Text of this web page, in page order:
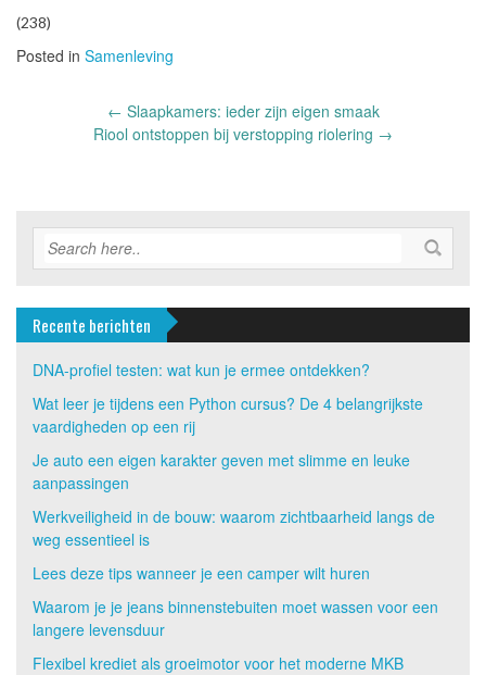
(238)
Posted in Samenleving
navigation
← Slaapkamers: ieder zijn eigen smaak
Riool ontstoppen bij verstopping riolering →
Recente berichten
DNA-profiel testen: wat kun je ermee ontdekken?
Wat leer je tijdens een Python cursus? De 4 belangrijkste
vaardigheden op een rij
Je auto een eigen karakter geven met slimme en leuke
aanpassingen
Werkveiligheid in de bouw: waarom zichtbaarheid langs de
weg essentieel is
Lees deze tips wanneer je een camper wilt huren
Waarom je je jeans binnenstebuiten moet wassen voor een
langere levensduur
Flexibel krediet als groeimotor voor het moderne MKB